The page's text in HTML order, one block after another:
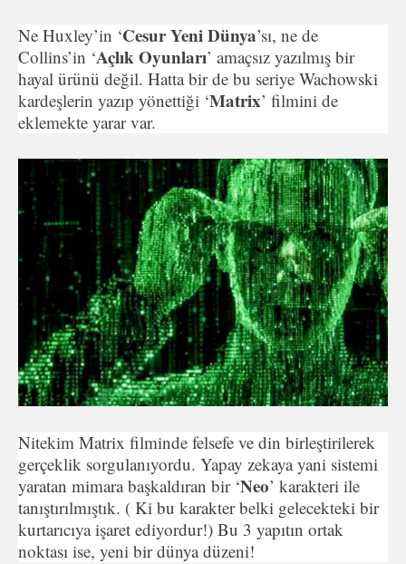
Ne Huxley’in ‘Cesur Yeni Dünya’sı, ne de
Collins’in ‘Açlık Oyunları’ amaçsız yazılmış bir
hayal ürünü değil. Hatta bir de bu seriye Wachowski
kardeşlerin yazıp yönettiği ‘Matrix’ filmini de
eklemekte yarar var.
Nitekim Matrix filminde felsefe ve din birleştirilerek
gerçeklik sorgulanıyordu. Yapay zekaya yani sistemi
yaratan mimara başkaldıran bir ‘Neo’ karakteri ile
tanıştırılmıştık. ( Ki bu karakter belki gelecekteki bir
kurtarıcıya işaret ediyordur!) Bu 3 yapıtın ortak
noktası ise, yeni bir dünya düzeni!